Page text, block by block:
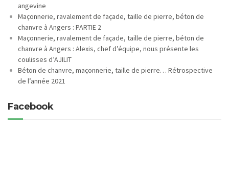
angevine
Maçonnerie, ravalement de façade, taille de pierre, béton de
chanvre à Angers : PARTIE 2
Maçonnerie, ravalement de façade, taille de pierre, béton de
chanvre à Angers : Alexis, chef d’équipe, nous présente les
coulisses d’AJILIT
Béton de chanvre, maçonnerie, taille de pierre… Rétrospective
de l’année 2021
Facebook